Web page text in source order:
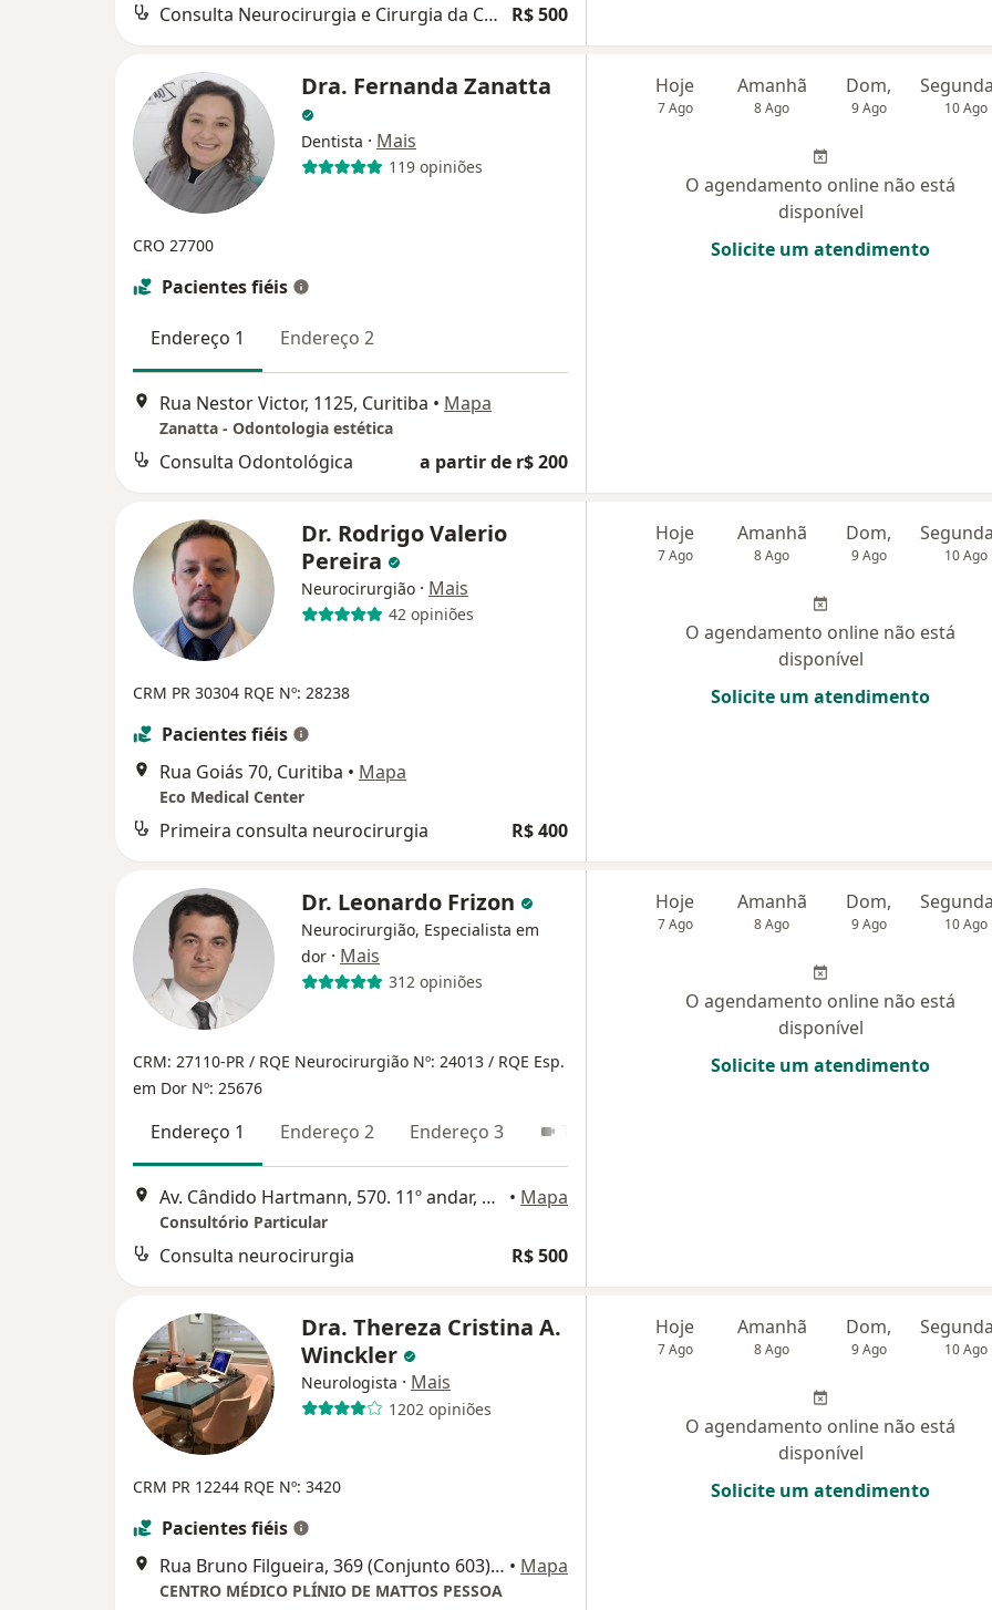
Consulta Neurocirurgia e Cirurgia da Coluna Vertebral R$ 500
Dra. Fernanda Zanatta
Dentista · Mais
119 opiniões
CRO 27700
Pacientes fiéis
Endereço 1 Endereço 2
Rua Nestor Victor, 1125, Curitiba • Mapa
Zanatta - Odontologia estética
Consulta Odontológica a partir de r$ 200
Hoje
7 Ago
Amanhã
8 Ago
Dom,
9 Ago 10 Ago
O agendamento online não está
disponível
Solicite um atendimento
Dr. Rodrigo Valerio
Pereira
Neurocirurgião · Mais
42 opiniões
CRM PR 30304 RQE Nº: 28238
Pacientes fiéis
Rua Goiás 70, Curitiba • Mapa
Eco Medical Center
Primeira consulta neurocirurgia R$ 400
Hoje
7 Ago
Amanhã
8 Ago
Dom,
9 Ago 10 Ago
O agendamento online não está
disponível
Solicite um atendimento
Dr. Leonardo Frizon
Neurocirurgião, Especialista em
dor · Mais
312 opiniões
CRM: 27110-PR / RQE Neurocirurgião Nº: 24013 / RQE Esp.
em Dor Nº: 25676
Endereço 1 Endereço 2 Endereço 3 Teleconsulta
Av. Cândido Hartmann, 570. 11º andar, Curitiba • Mapa
Consultório Particular
Consulta neurocirurgia R$ 500
Hoje
7 Ago
Amanhã
8 Ago
Dom,
9 Ago 10 Ago
O agendamento online não está
disponível
Solicite um atendimento
Dra. Thereza Cristina A.
Winckler
Neurologista · Mais
1202 opiniões
CRM PR 12244 RQE Nº: 3420
Pacientes fiéis
Rua Bruno Filgueira, 369 (Conjunto 603), Curitiba • Mapa
CENTRO MÉDICO PLÍNIO DE MATTOS PESSOA
Hoje
7 Ago
Amanhã
8 Ago
Dom,
9 Ago 10 Ago
O agendamento online não está
disponível
Solicite um atendimento